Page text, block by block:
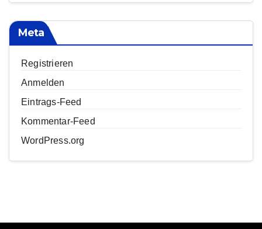
Meta
Registrieren
Anmelden
Eintrags-Feed
Kommentar-Feed
WordPress.org